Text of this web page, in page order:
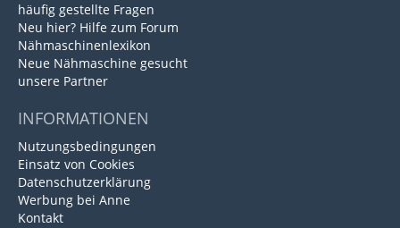
häufig gestellte Fragen
Neu hier? Hilfe zum Forum
Nähmaschinenlexikon
Neue Nähmaschine gesucht
unsere Partner
INFORMATIONEN
Nutzungsbedingungen
Einsatz von Cookies
Datenschutzerklärung
Werbung bei Anne
Kontakt